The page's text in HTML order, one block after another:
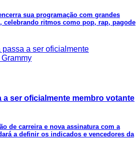
sua programação com grandes
celebrando ritmos como pop, rap, pagode
ser oficialmente membro votante
de carreira e nova assinatura com a
a definir os indicados e vencedores da